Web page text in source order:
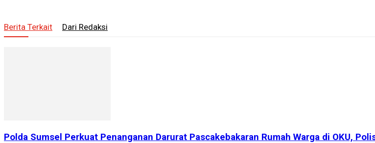
Berita Terkait Dari Redaksi
Polda Sumsel Perkuat Penanganan Darurat Pascakebakaran Rumah Warga di OKU,